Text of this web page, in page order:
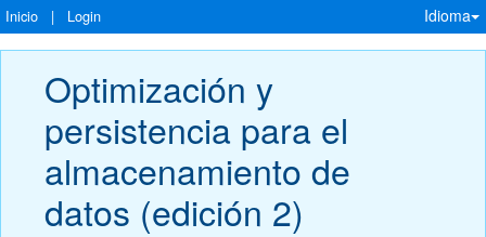
Inicio | Login Idioma
Optimización y
persistencia para el
almacenamiento de
datos (edición 2)